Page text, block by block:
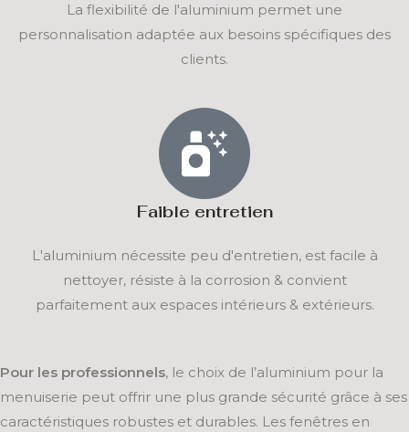
La flexibilité de l'aluminium permet une
personnalisation adaptée aux besoins spécifiques des
clients.
Faible entretien
L'aluminium nécessite peu d'entretien, est facile à
nettoyer, résiste à la corrosion & convient
parfaitement aux espaces intérieurs & extérieurs.
Pour les professionnels, le choix de l’aluminium pour la
menuiserie peut offrir une plus grande sécurité grâce à ses
caractéristiques robustes et durables. Les fenêtres en